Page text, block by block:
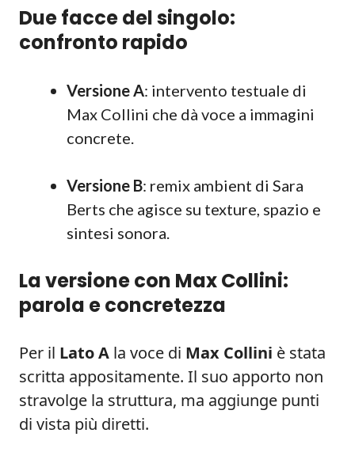
Due facce del singolo:
confronto rapido
Versione A: intervento testuale di
Max Collini che dà voce a immagini
concrete.
Versione B: remix ambient di Sara
Berts che agisce su texture, spazio e
sintesi sonora.
La versione con Max Collini:
parola e concretezza
Per il Lato A la voce di Max Collini è stata
scritta appositamente. Il suo apporto non
stravolge la struttura, ma aggiunge punti
di vista più diretti.